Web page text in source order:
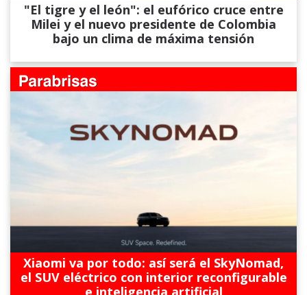
"El tigre y el león": el eufórico cruce entre
Milei y el nuevo presidente de Colombia
bajo un clima de máxima tensión
Xiaomi va por todo: así será el SkyNomad,
el SUV eléctrico con interior reconfigurable
e inteligencia artificial